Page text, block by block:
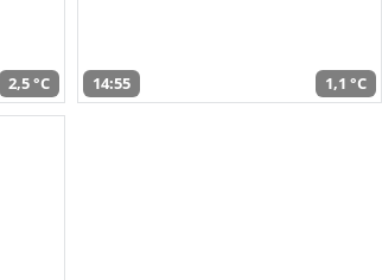
2,5 °C 14:55 1,1 °C